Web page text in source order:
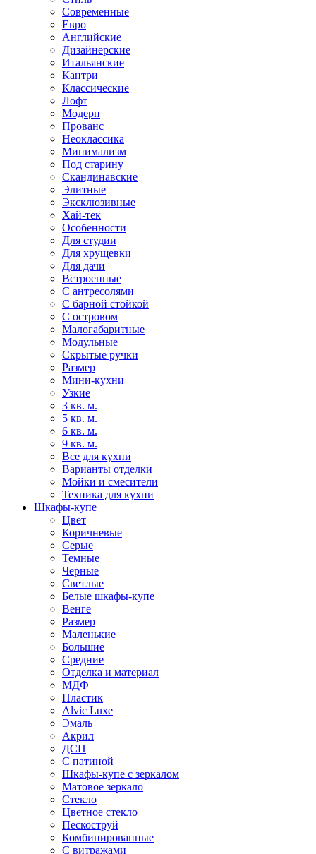
Современные
Евро
Английские
Дизайнерские
Итальянские
Кантри
Классические
Лофт
Модерн
Прованс
Неоклассика
Минимализм
Под старину
Скандинавские
Элитные
Эксклюзивные
Хай-тек
Особенности
Для студии
Для хрущевки
Для дачи
Встроенные
С антресолями
С барной стойкой
С островом
Малогабаритные
Модульные
Скрытые ручки
Размер
Мини-кухни
Узкие
3 кв. м.
5 кв. м.
6 кв. м.
9 кв. м.
Все для кухни
Варианты отделки
Мойки и смесители
Техника для кухни
Шкафы-купе
Цвет
Коричневые
Серые
Темные
Черные
Светлые
Белые шкафы-купе
Венге
Размер
Маленькие
Большие
Средние
Отделка и материал
МДФ
Пластик
Alvic Luxe
Эмаль
Акрил
ДСП
С патиной
Шкафы-купе с зеркалом
Матовое зеркало
Стекло
Цветное стекло
Пескоструй
Комбинированные
С витражами